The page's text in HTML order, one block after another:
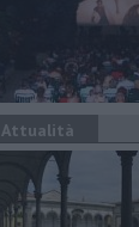
Attualità